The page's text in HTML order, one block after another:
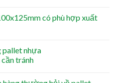
có phù hợp xuất
pallet nhựa
tránh